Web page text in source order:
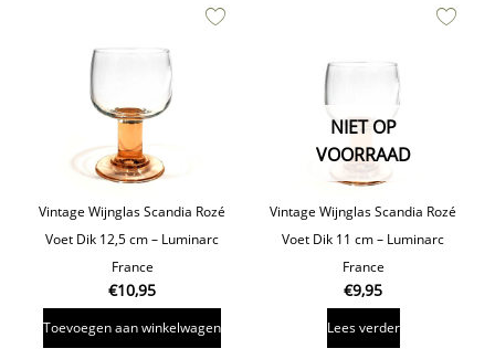
Vintage Wijnglas Scandia Rozé
Voet Dik 12,5 cm – Luminarc
France
€10,95
Toevoegen aan winkelwagen
NIET OP
VOORRAAD
Vintage Wijnglas Scandia Rozé
Voet Dik 11 cm – Luminarc
France
€9,95
Lees verder